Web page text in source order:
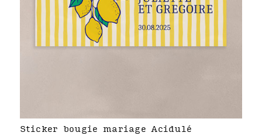
Sticker bougie mariage Acidulé